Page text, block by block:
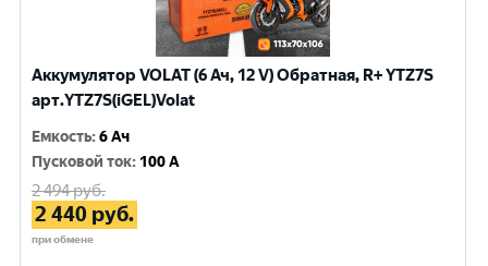
Аккумулятор VOLAT (6 Ач, 12 V) Обратная, R+ YTZ7S
арт.YTZ7S(iGEL)Volat
Емкость:6 Ач
Пусковой ток: 100 A
2 494руб.
2 440 руб.
при обмене